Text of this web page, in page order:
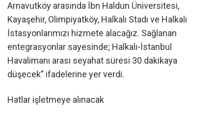
Arnavutköy arasında İbn Haldun Üniversitesi,
Kayaşehir, Olimpiyatköy, Halkalı Stadı ve Halkalı
İstasyonlarımızı hizmete alacağız. Sağlanan
entegrasyonlar sayesinde; Halkalı-İstanbul
Havalimanı arası seyahat süresi 30 dakikaya
düşecek” ifadelerine yer verdi.
Hatlar işletmeye alınacak